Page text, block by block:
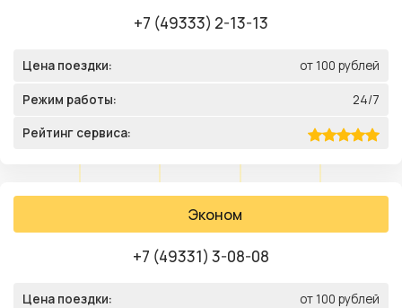
+7 (49333) 2-13-13
Цена поездки: от 100 рублей
Режим работы: 24/7
Рейтинг сервиса:
Эконом
+7 (49331) 3-08-08
Цена поездки: от 100 рублей